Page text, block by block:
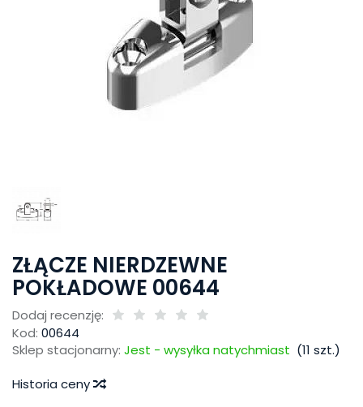
ZŁĄCZE NIERDZEWNE
POKŁADOWE 00644
Dodaj recenzję:
Kod: 00644
Sklep stacjonarny: Jest - wysyłka natychmiast (11 szt.)
Historia ceny